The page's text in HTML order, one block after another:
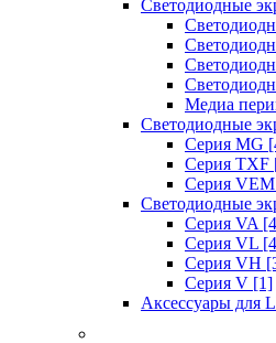
Светодиодные
Медиа
Светодиодные
Серия MG
Серия TXF
Серия VEM
Светодиодные
Серия VA
Серия VL
Серия VH
Серия V [1]
Аксессуары для